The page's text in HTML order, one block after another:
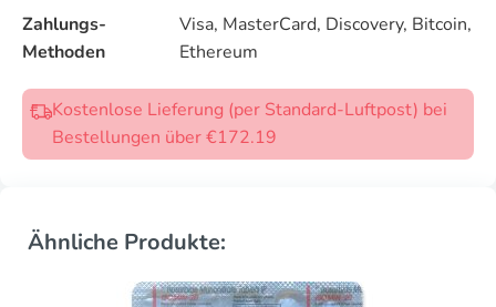
Zahlungs-
Methoden
Visa, MasterCard, Discovery, Bitcoin,
Ethereum
Kostenlose Lieferung (per Standard-Luftpost) bei
Bestellungen über €172.19
Ähnliche Produkte: